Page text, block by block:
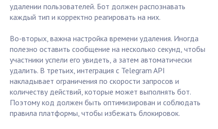
удалении пользователей. Бот должен распознавать
каждый тип и корректно реагировать на них.
Во-вторых, важна настройка времени удаления. Иногда
полезно оставить сообщение на несколько секунд, чтобы
участники успели его увидеть, а затем автоматически
удалить. В третьих, интеграция с Telegram API
накладывает ограничения по скорости запросов и
количеству действий, которые может выполнять бот.
Поэтому код должен быть оптимизирован и соблюдать
правила платформы, чтобы избежать блокировок.